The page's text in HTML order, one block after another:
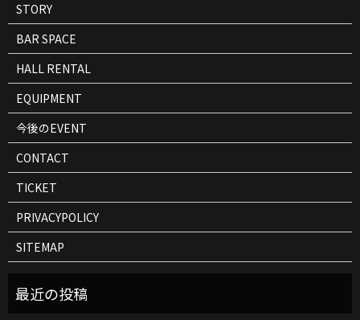
STORY
BAR SPACE
HALL RENTAL
EQUIPMENT
今後のEVENT
CONTACT
TICKET
PRIVACYPOLICY
SITEMAP